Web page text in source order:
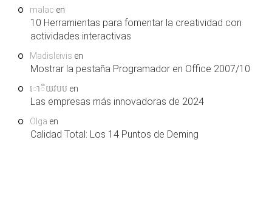
malac en
10 Herramientas para fomentar la creatividad con
actividades interactivas
Madisleivis en
Mostrar la pestaña Programador en Office 2007/10
ោិយវបប en
Las empresas más innovadoras de 2024
Olga en
Calidad Total: Los 14 Puntos de Deming